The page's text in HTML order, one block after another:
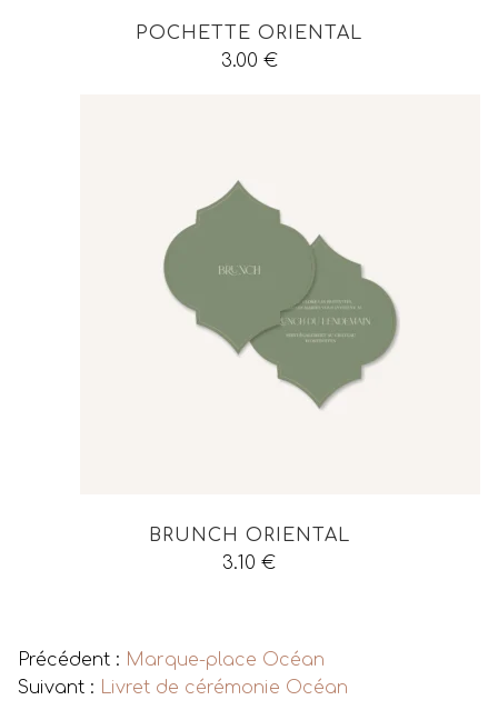
POCHETTE ORIENTAL
3.00 €
BRUNCH ORIENTAL
3.10 €
Précédent : Marque-place Océan
Suivant : Livret de cérémonie Océan